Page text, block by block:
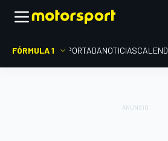
FÓRMULA 1 PORTADANOTICIAS